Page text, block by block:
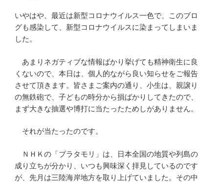
いやはや、最近は新型コロナウイルス一色で、このブロ
グも感染して、新型コロナウイルスに染まってしまいま
した。
あまりネガティブな情報ばかり挙げても精神衛生に良
くないので、本日は、個人的ながら良い知らせをご報告
させて頂きます。皆さまご案内の通り、小生は、親譲り
の無鉄砲で、子どもの時分から損ばかりしてきたので、
まず大きな抽選や博打に当たったためしがありません。
それが当たったのです。
ＮＨＫの「ブラタモリ」は、日本全国の地質や列島の
成り立ちが分かり、いつも興味深く拝見しているのです
が、先月は三陸海岸地方を取り上げていました。その中